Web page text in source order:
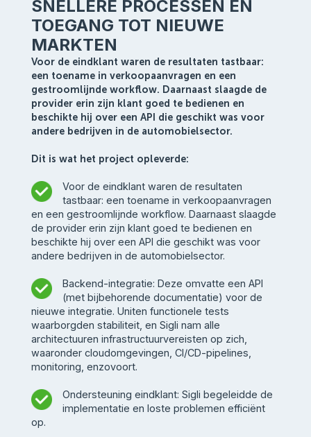
SNELLERE PROCESSEN EN
TOEGANG TOT NIEUWE
MARKTEN
Voor de eindklant waren de resultaten tastbaar:
een toename in verkoopaanvragen en een
gestroomlijnde workflow. Daarnaast slaagde de
provider erin zijn klant goed te bedienen en
beschikte hij over een API die geschikt was voor
andere bedrijven in de automobielsector.
Dit is wat het project opleverde:
Voor de eindklant waren de resultaten
tastbaar: een toename in verkoopaanvragen
en een gestroomlijnde workflow. Daarnaast slaagde
de provider erin zijn klant goed te bedienen en
beschikte hij over een API die geschikt was voor
andere bedrijven in de automobielsector.
Backend-integratie: Deze omvatte een API
(met bijbehorende documentatie) voor de
nieuwe integratie. Uniten functionele tests
waarborgden stabiliteit, en Sigli nam alle
architectuuren infrastructuurvereisten op zich,
waaronder cloudomgevingen, CI/CD-pipelines,
monitoring, enzovoort.
Ondersteuning eindklant: Sigli begeleidde de
implementatie en loste problemen efficiënt
op.